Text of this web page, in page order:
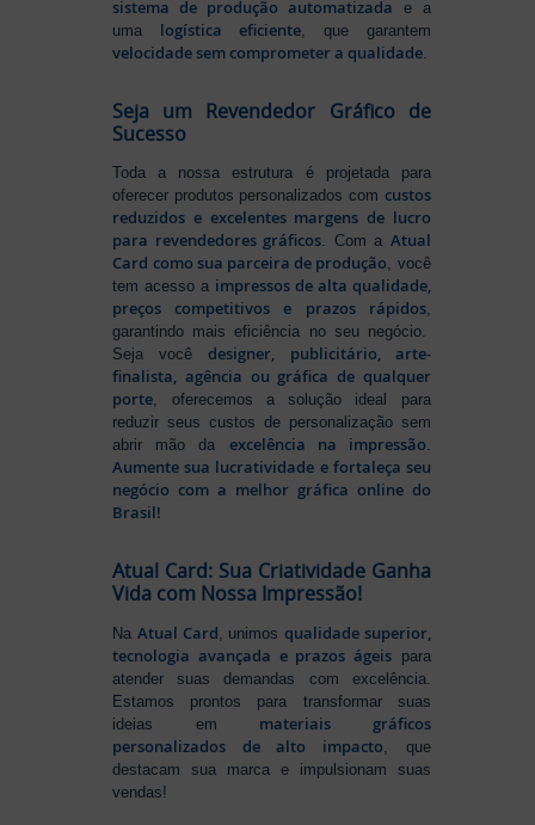
sistema de produção automatizada e a
uma logística eficiente , que garantem
velocidade sem comprometer a qualidade
Seja um Revendedor Gráfico de
Sucesso
Toda a nossa estrutura é projetada para
oferecer produtos personalizados com custos
reduzidos e excelentes margens de lucro
para revendedores gráficos. Com a Atual
Card como sua parceira de produção, você
tem acesso a impressos de alta qualidade,
preços competitivos e prazos rápidos,
garantindo mais eficiência no seu negócio.
Seja vocêdesigner, publicitário, arte-
finalista, agência ou gráfica de qualquer
porte, oferecemos a solução ideal para
reduzir seus custos de personalização sem
abrir mão da excelência na impressão.
Aumente sua lucratividade e fortaleça seu
negócio com a melhor gráfica online do
Brasil!
Atual Card: Sua Criatividade Ganha
Vida com Nossa Impressão!
Na Atual Card, unimos qualidade superior,
tecnologia avançada e prazos ágeispara
atender suas demandas com excelência.
Estamos prontos para transformar suas
ideias em materiais gráficos
personalizados de alto impacto, que
destacam sua marca e impulsionam suas
vendas!